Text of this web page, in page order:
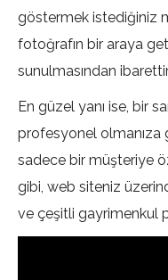
göstermek istediğiniz
fotoğrafın bir araya
sunulmasından
En güzel yanı ise, bir
profesyonel olmanıza
sadece bir müşteriye
gibi, web siteniz
ve çeşitli gayrimenkul